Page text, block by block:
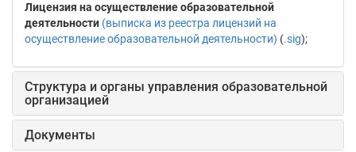
Лицензия на осуществление образовательной
деятельности (выписка из реестра лицензий на
осуществление образовательной деятельности) (.sig);
Структура и органы управления образовательной
организацией
Документы